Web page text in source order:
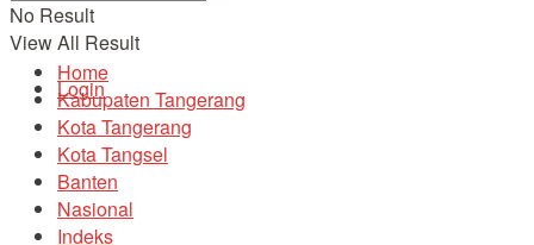
No Result
View All Result
Login
Home
Kabupaten Tangerang
Kota Tangerang
Kota Tangsel
Banten
Nasional
Indeks